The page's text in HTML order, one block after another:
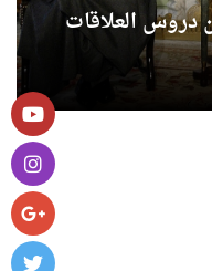
دروس العلاقات